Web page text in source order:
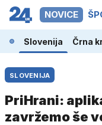
NOVICE
Slovenija Črna
SLOVENIJA
PriHrani:
zavržemo še